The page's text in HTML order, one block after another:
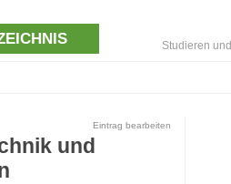
Studieren
Eintrag bearbeiten
und